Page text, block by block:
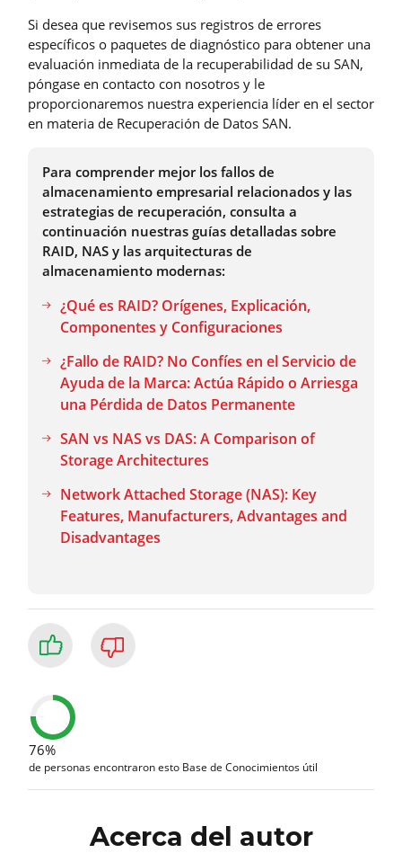
Si desea que revisemos sus registros de errores
específicos o paquetes de diagnóstico para obtener una
evaluación inmediata de la recuperabilidad de su SAN,
póngase en contacto con nosotros y le
proporcionaremos nuestra experiencia líder en el sector
en materia de Recuperación de Datos SAN.
Para comprender mejor los fallos de
almacenamiento empresarial relacionados y las
estrategias de recuperación, consulta a
continuación nuestras guías detalladas sobre
RAID, NAS y las arquitecturas de
almacenamiento modernas:
¿Qué es RAID? Orígenes, Explicación,
Componentes y Configuraciones
¿Fallo de RAID? No Confíes en el Servicio de
Ayuda de la Marca: Actúa Rápido o Arriesga
una Pérdida de Datos Permanente
SAN vs NAS vs DAS: A Comparison of
Storage Architectures
Network Attached Storage (NAS): Key
Features, Manufacturers, Advantages and
Disadvantages
76%
de personas encontraron esto Base de Conocimientos útil
Acerca del autor